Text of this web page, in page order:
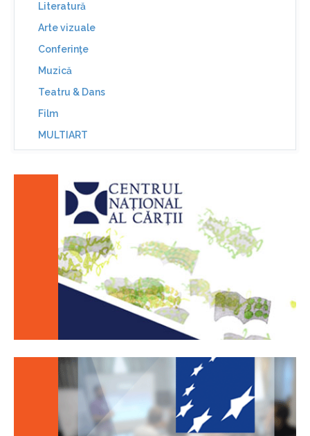
Literatură
Arte vizuale
Conferinţe
Muzică
Teatru & Dans
Film
MULTIART